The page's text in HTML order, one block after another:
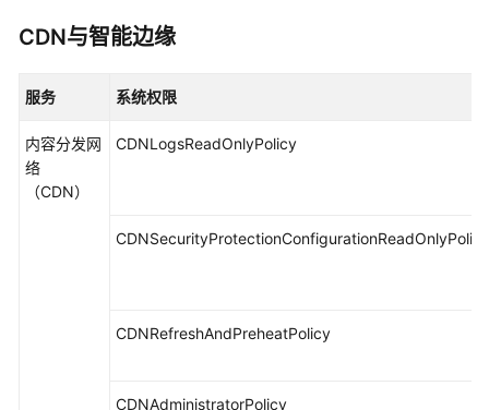
CDN与智能边缘
服务 系统权限
内容分发网
络
（CDN）
CDNLogsReadOnlyPolicy
CDNSecurityProtectionConfigurationReadOnlyPolicy
CDNRefreshAndPreheatPolicy
CDNAdministratorPolicy